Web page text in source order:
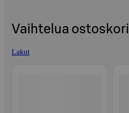
Vaihtelua
Lakut